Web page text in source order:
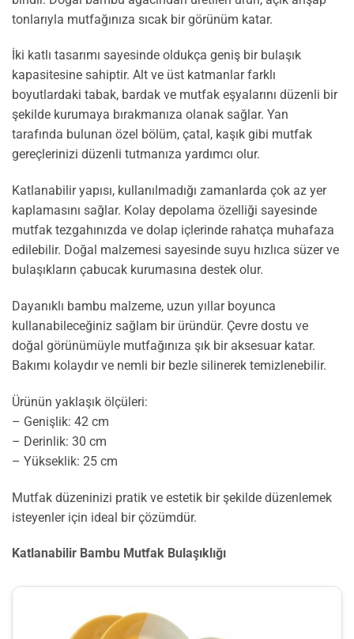
tonlarıyla mutfağınıza sıcak bir görünüm katar.
İki katlı tasarımı sayesinde oldukça geniş bir bulaşık
kapasitesine sahiptir. Alt ve üst katmanlar farklı
boyutlardaki tabak, bardak ve mutfak eşyalarını düzenli bir
şekilde kurumaya bırakmanıza olanak sağlar. Yan
tarafında bulunan özel bölüm, çatal, kaşık gibi mutfak
gereçlerinizi düzenli tutmanıza yardımcı olur.
Katlanabilir yapısı, kullanılmadığı zamanlarda çok az yer
kaplamasını sağlar. Kolay depolama özelliği sayesinde
mutfak tezgahınızda ve dolap içlerinde rahatça muhafaza
edilebilir. Doğal malzemesi sayesinde suyu hızlıca süzer ve
bulaşıkların çabucak kurumasına destek olur.
Dayanıklı bambu malzeme, uzun yıllar boyunca
kullanabileceğiniz sağlam bir üründür. Çevre dostu ve
doğal görünümüyle mutfağınıza şık bir aksesuar katar.
Bakımı kolaydır ve nemli bir bezle silinerek temizlenebilir.
Ürünün yaklaşık ölçüleri:
– Genişlik: 42 cm
– Derinlik: 30 cm
– Yükseklik: 25 cm
Mutfak düzeninizi pratik ve estetik bir şekilde düzenlemek
isteyenler için ideal bir çözümdür.
Katlanabilir Bambu Mutfak Bulaşıklığı